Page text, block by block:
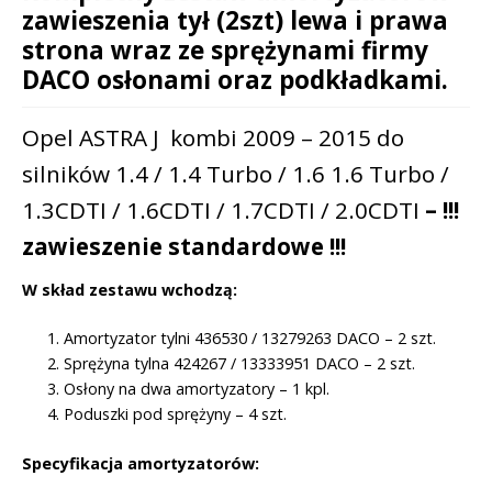
13299661
zawieszenia tył (2szt) lewa i prawa
strona wraz ze sprężynami firmy
DACO osłonami oraz podkładkami.
Opel ASTRA J kombi 2009 – 2015 do
silników 1.4 / 1.4 Turbo / 1.6 1.6 Turbo /
1.3CDTI / 1.6CDTI / 1.7CDTI / 2.0CDTI – !!!
zawieszenie standardowe !!!
W skład zestawu wchodzą:
Amortyzator tylni 436530 / 13279263 DACO – 2 szt.
Sprężyna tylna 424267 / 13333951 DACO – 2 szt.
Osłony na dwa amortyzatory – 1 kpl.
Poduszki pod sprężyny – 4 szt.
Specyfikacja amortyzatorów: